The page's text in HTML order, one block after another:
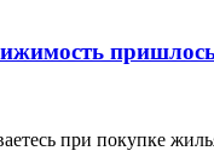
при покупке